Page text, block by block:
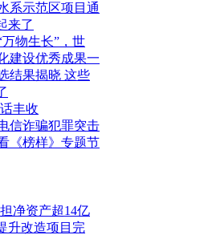
系示范区项目通
来了
物生长”，世
建设优秀成果一
结果揭晓 这些
丰收
信诈骗犯罪突击
《榜样》专题节
净资产超14亿
升改造项目完